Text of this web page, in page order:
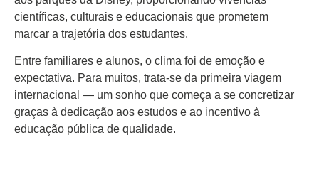
científicas, culturais e educacionais que prometem
marcar a trajetória dos estudantes.
Entre familiares e alunos, o clima foi de emoção e
expectativa. Para muitos, trata-se da primeira viagem
internacional — um sonho que começa a se concretizar
graças à dedicação aos estudos e ao incentivo à
educação pública de qualidade.